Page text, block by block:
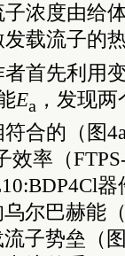
浓度由给
载流子的
首先利用
Ea ，发现
合的（图
率（
尔巴赫能
子势垒（